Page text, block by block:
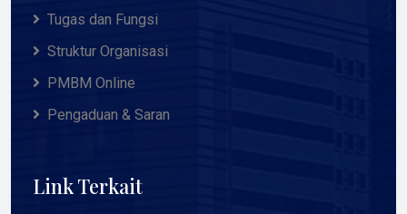
Tugas dan Fungsi
Struktur Organisasi
PMBM Online
Pengaduan & Saran
Link Terkait